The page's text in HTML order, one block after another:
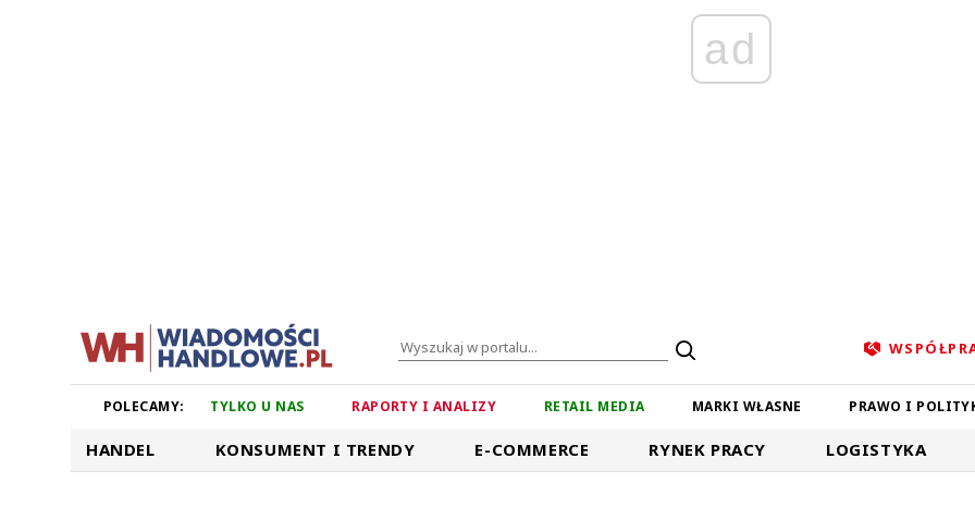
ad
POLECAMY: TYLKO U NAS RAPORTY I ANALIZY RETAIL MEDIA MARKI WŁASNE PRAWO I
HANDEL KONSUMENT I TRENDY E-COMMERCE RYNEK PRACY LOGISTYKA